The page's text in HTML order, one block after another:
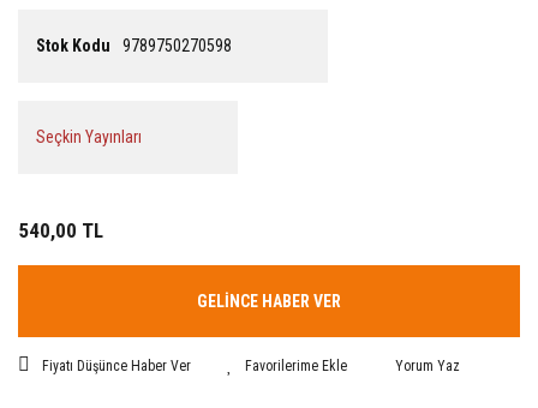
Stok Kodu 9789750270598
Seçkin Yayınları
540,00 TL
GELİNCE HABER VER
Fiyatı Düşünce Haber Ver Yorum Yaz